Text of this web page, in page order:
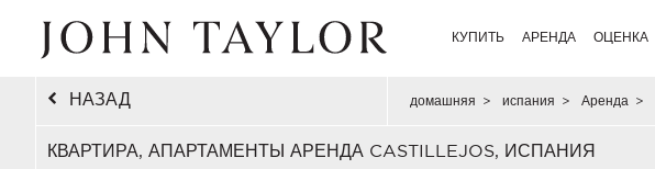
КУПИТЬ АРЕНДА ОЦЕНКА
НАЗАД домашняя > испания > Аренда >
КВАРТИРА, АПАРТАМЕНТЫ АРЕНДА CASTILLEJOS, ИСПАНИЯ